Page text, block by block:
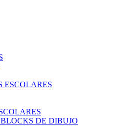
ESCOLARES
DE DIBUJO